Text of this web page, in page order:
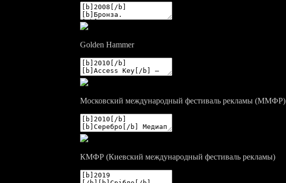
Golden Hammer
Московский международный фестиваль рекламы (ММФР)
КМФР (Киевский международный фестиваль рекламы)